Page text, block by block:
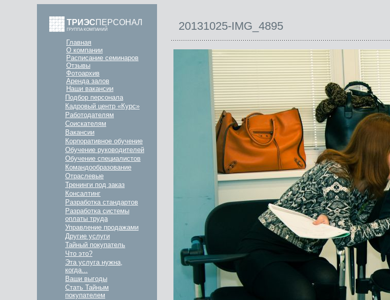
ТРИЭСПЕРСОНАЛ
ГРУППА КОМПАНИЙ
Главная
О компании
Расписание семинаров
Отзывы
Фотоархив
Аренда залов
Наши вакансии
Подбор персонала
Кадровый центр «Курс»
Работодателям
Соискателям
Вакансии
Корпоративное обучение
Обучение руководителей
Обучение специалистов
Командообразование
Отраслевые
Тренинги под заказ
Консалтинг
Разработка стандартов
Разработка системы
оплаты труда
Управление продажами
Другие услуги
Тайный покупатель
Что это?
Эта услуга нужна,
когда...
Ваши выгоды
Стать Тайным
покупателем
20131025-IMG_4895